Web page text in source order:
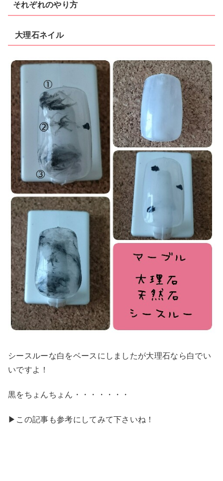
それぞれのやり方
大理石ネイル
シースルーな白をベースにしましたが大理石なら白でい
いですよ！
黒をちょんちょん・・・・・・・
▶︎この記事も参考にしてみて下さいね！